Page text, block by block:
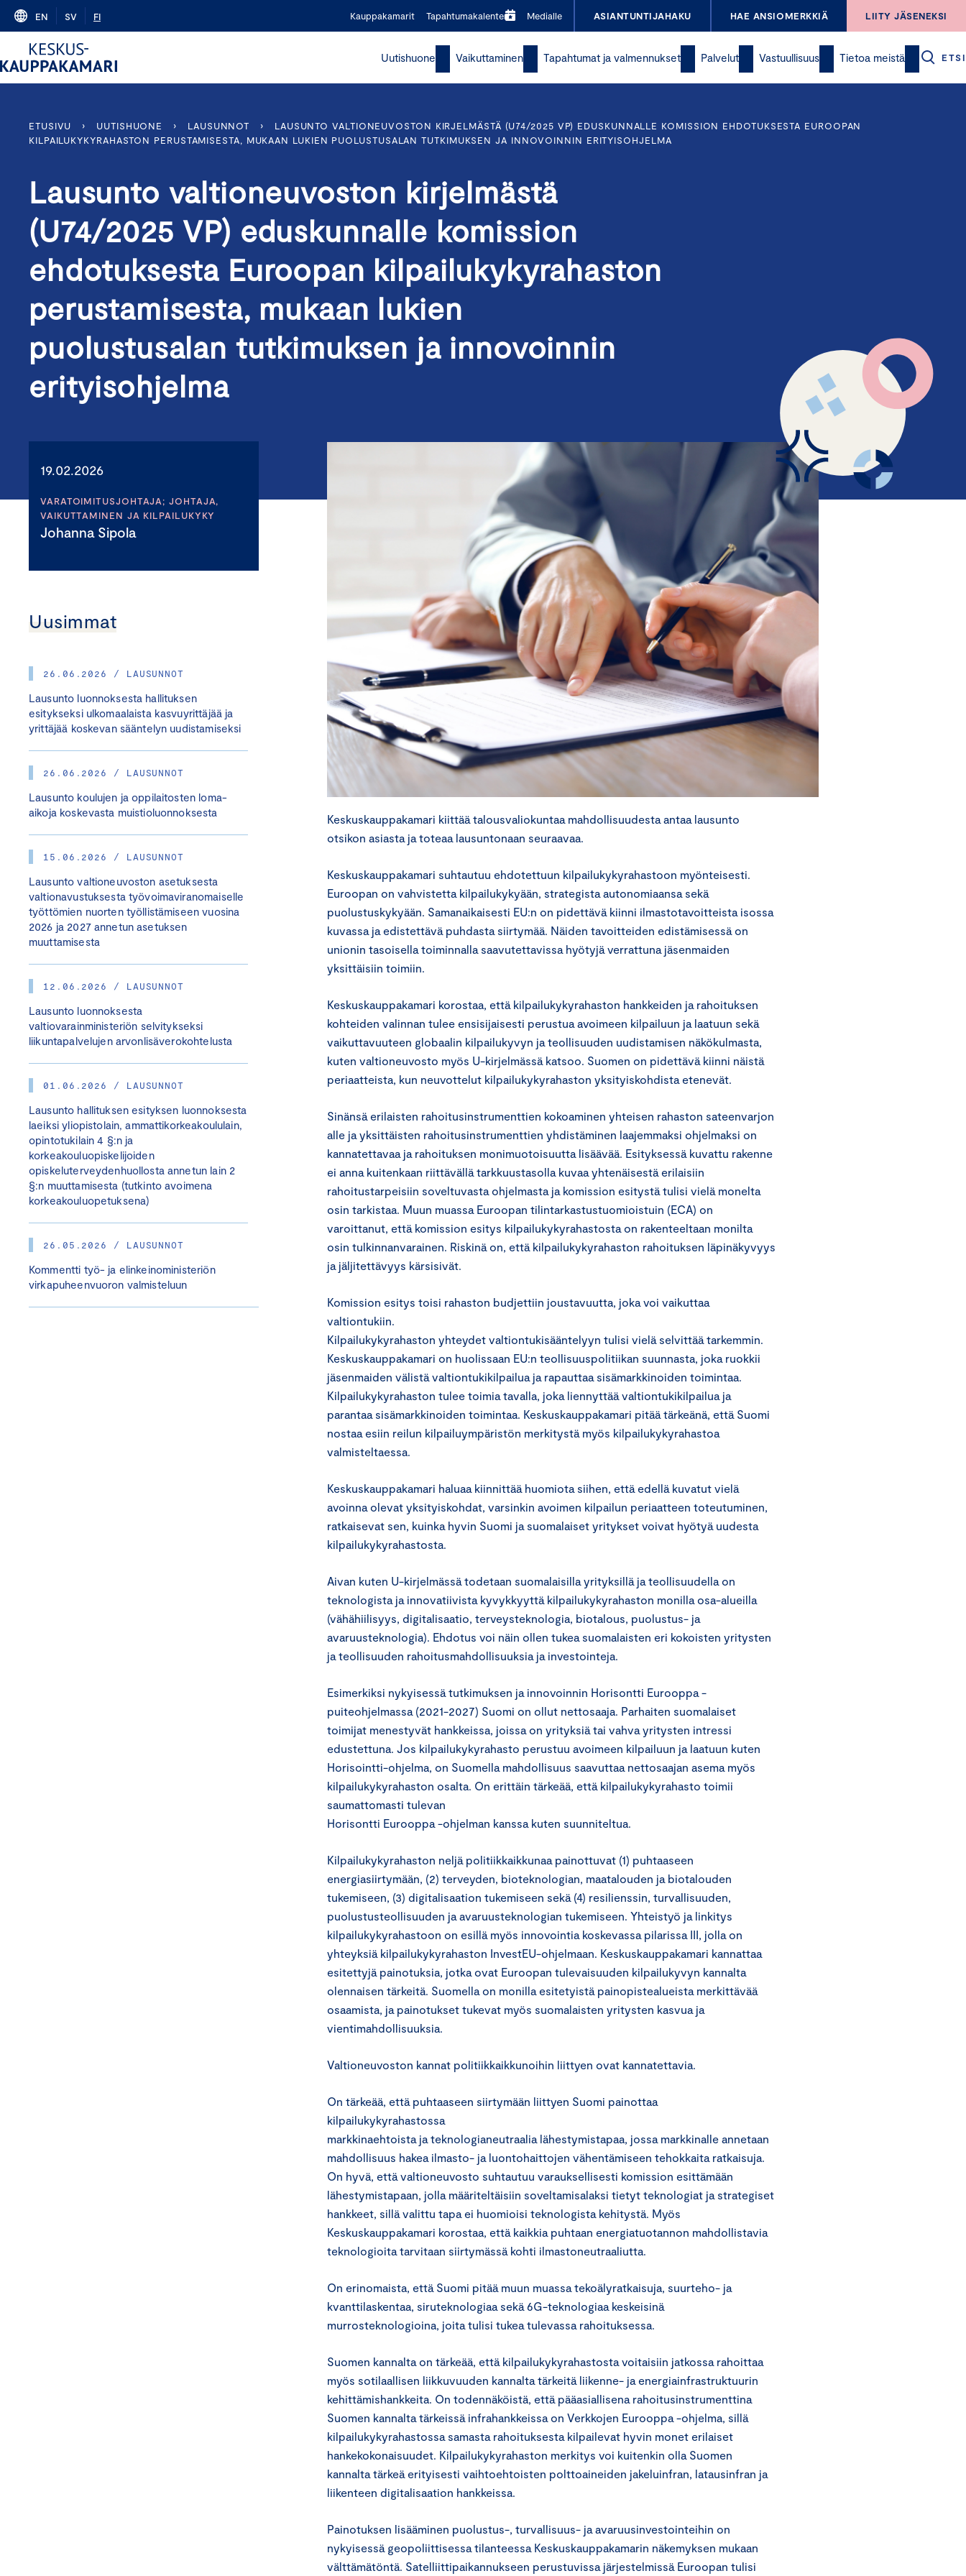
Skip
content
EN SV FI Kauppakamarit Tapahtumakalenteri Medialle ASIANTUNTIJAHAKU HAE ANSIOMERKKIÄ LIITY JÄSENEKSI
Uutishuone Vaikuttaminen Tapahtumat ja valmennukset Palvelut Vastuullisuus Tietoa meistä ETSI
ETUSIVU › UUTISHUONE › LAUSUNNOT ›
LAUSUNTO VALTIONEUVOSTON KIRJELMÄSTÄ (U74/2025 VP) EDUSKUNNALLE KOMISSION EHDOTUKSESTA EUROOPAN
KILPAILUKYKYRAHASTON PERUSTAMISESTA, MUKAAN LUKIEN PUOLUSTUSALAN TUTKIMUKSEN JA INNOVOINNIN ERITYISOHJELMA
Lausunto valtioneuvoston kirjelmästä
(U74/2025 VP) eduskunnalle komission
ehdotuksesta Euroopan kilpailukykyrahaston
perustamisesta, mukaan lukien
puolustusalan tutkimuksen ja innovoinnin
erityisohjelma
19.02.2026
VARATOIMITUSJOHTAJA; JOHTAJA,
VAIKUTTAMINEN JA KILPAILUKYKY
Johanna Sipola
Uusimmat
26.06.2026 / LAUSUNNOT
Lausunto luonnoksesta hallituksen
esitykseksi ulkomaalaista kasvuyrittäjää ja
yrittäjää koskevan sääntelyn uudistamiseksi
26.06.2026 / LAUSUNNOT
Lausunto koulujen ja oppilaitosten loma-
aikoja koskevasta muistioluonnoksesta
15.06.2026 / LAUSUNNOT
Lausunto valtioneuvoston asetuksesta
valtionavustuksesta työvoimaviranomaiselle
työttömien nuorten työllistämiseen vuosina
2026 ja 2027 annetun asetuksen
muuttamisesta
12.06.2026 / LAUSUNNOT
Lausunto luonnoksesta
valtiovarainministeriön selvitykseksi
liikuntapalvelujen arvonlisäverokohtelusta
01.06.2026 / LAUSUNNOT
Lausunto hallituksen esityksen luonnoksesta
laeiksi yliopistolain, ammattikorkeakoululain,
opintotukilain 4 §:n ja
korkeakouluopiskelijoiden
opiskeluterveydenhuollosta annetun lain 2
§:n muuttamisesta (tutkinto avoimena
korkeakouluopetuksena)
26.05.2026 / LAUSUNNOT
Kommentti työ- ja elinkeinoministeriön
virkapuheenvuoron valmisteluun
Keskuskauppakamari kiittää talousvaliokuntaa mahdollisuudesta antaa lausunto
otsikon asiasta ja toteaa lausuntonaan seuraavaa.
Keskuskauppakamari suhtautuu ehdotettuun kilpailukykyrahastoon myönteisesti.
Euroopan on vahvistetta kilpailukykyään, strategista autonomiaansa sekä
puolustuskykyään. Samanaikaisesti EU:n on pidettävä kiinni ilmastotavoitteista isossa
kuvassa ja edistettävä puhdasta siirtymää. Näiden tavoitteiden edistämisessä on
unionin tasoisella toiminnalla saavutettavissa hyötyjä verrattuna jäsenmaiden
yksittäisiin toimiin.
Keskuskauppakamari korostaa, että kilpailukykyrahaston hankkeiden ja rahoituksen
kohteiden valinnan tulee ensisijaisesti perustua avoimeen kilpailuun ja laatuun sekä
vaikuttavuuteen globaalin kilpailukyvyn ja teollisuuden uudistamisen näkökulmasta,
kuten valtioneuvosto myös U-kirjelmässä katsoo. Suomen on pidettävä kiinni näistä
periaatteista, kun neuvottelut kilpailukykyrahaston yksityiskohdista etenevät.
Sinänsä erilaisten rahoitusinstrumenttien kokoaminen yhteisen rahaston sateenvarjon
alle ja yksittäisten rahoitusinstrumenttien yhdistäminen laajemmaksi ohjelmaksi on
kannatettavaa ja rahoituksen monimuotoisuutta lisäävää. Esityksessä kuvattu rakenne
ei anna kuitenkaan riittävällä tarkkuustasolla kuvaa yhtenäisestä erilaisiin
rahoitustarpeisiin soveltuvasta ohjelmasta ja komission esitystä tulisi vielä monelta
osin tarkistaa. Muun muassa Euroopan tilintarkastustuomioistuin (ECA) on
varoittanut, että komission esitys kilpailukykyrahastosta on rakenteeltaan monilta
osin tulkinnanvarainen. Riskinä on, että kilpailukykyrahaston rahoituksen läpinäkyvyys
ja jäljitettävyys kärsisivät.
Komission esitys toisi rahaston budjettiin joustavuutta, joka voi vaikuttaa
valtiontukiin.
Kilpailukykyrahaston yhteydet valtiontukisääntelyyn tulisi vielä selvittää tarkemmin.
Keskuskauppakamari on huolissaan EU:n teollisuuspolitiikan suunnasta, joka ruokkii
jäsenmaiden välistä valtiontukikilpailua ja rapauttaa sisämarkkinoiden toimintaa.
Kilpailukykyrahaston tulee toimia tavalla, joka liennyttää valtiontukikilpailua ja
parantaa sisämarkkinoiden toimintaa. Keskuskauppakamari pitää tärkeänä, että Suomi
nostaa esiin reilun kilpailuympäristön merkitystä myös kilpailukykyrahastoa
valmisteltaessa.
Keskuskauppakamari haluaa kiinnittää huomiota siihen, että edellä kuvatut vielä
avoinna olevat yksityiskohdat, varsinkin avoimen kilpailun periaatteen toteutuminen,
ratkaisevat sen, kuinka hyvin Suomi ja suomalaiset yritykset voivat hyötyä uudesta
kilpailukykyrahastosta.
Aivan kuten U-kirjelmässä todetaan suomalaisilla yrityksillä ja teollisuudella on
teknologista ja innovatiivista kyvykkyyttä kilpailukykyrahaston monilla osa-alueilla
(vähähiilisyys, digitalisaatio, terveysteknologia, biotalous, puolustus- ja
avaruusteknologia). Ehdotus voi näin ollen tukea suomalaisten eri kokoisten yritysten
ja teollisuuden rahoitusmahdollisuuksia ja investointeja.
Esimerkiksi nykyisessä tutkimuksen ja innovoinnin Horisontti Eurooppa -
puiteohjelmassa (2021-2027) Suomi on ollut nettosaaja. Parhaiten suomalaiset
toimijat menestyvät hankkeissa, joissa on yrityksiä tai vahva yritysten intressi
edustettuna. Jos kilpailukykyrahasto perustuu avoimeen kilpailuun ja laatuun kuten
Horisointti-ohjelma, on Suomella mahdollisuus saavuttaa nettosaajan asema myös
kilpailukykyrahaston osalta. On erittäin tärkeää, että kilpailukykyrahasto toimii
saumattomasti tulevan
Horisontti Eurooppa -ohjelman kanssa kuten suunniteltua.
Kilpailukykyrahaston neljä politiikkaikkunaa painottuvat (1) puhtaaseen
energiasiirtymään, (2) terveyden, bioteknologian, maatalouden ja biotalouden
tukemiseen, (3) digitalisaation tukemiseen sekä (4) resilienssin, turvallisuuden,
puolustusteollisuuden ja avaruusteknologian tukemiseen. Yhteistyö ja linkitys
kilpailukykyrahastoon on esillä myös innovointia koskevassa pilarissa III, jolla on
yhteyksiä kilpailukykyrahaston InvestEU-ohjelmaan. Keskuskauppakamari kannattaa
esitettyjä painotuksia, jotka ovat Euroopan tulevaisuuden kilpailukyvyn kannalta
olennaisen tärkeitä. Suomella on monilla esitetyistä painopistealueista merkittävää
osaamista, ja painotukset tukevat myös suomalaisten yritysten kasvua ja
vientimahdollisuuksia.
Valtioneuvoston kannat politiikkaikkunoihin liittyen ovat kannatettavia.
On tärkeää, että puhtaaseen siirtymään liittyen Suomi painottaa
kilpailukykyrahastossa
markkinaehtoista ja teknologianeutraalia lähestymistapaa, jossa markkinalle annetaan
mahdollisuus hakea ilmasto- ja luontohaittojen vähentämiseen tehokkaita ratkaisuja.
On hyvä, että valtioneuvosto suhtautuu varauksellisesti komission esittämään
lähestymistapaan, jolla määriteltäisiin soveltamisalaksi tietyt teknologiat ja strategiset
hankkeet, sillä valittu tapa ei huomioisi teknologista kehitystä. Myös
Keskuskauppakamari korostaa, että kaikkia puhtaan energiatuotannon mahdollistavia
teknologioita tarvitaan siirtymässä kohti ilmastoneutraaliutta.
On erinomaista, että Suomi pitää muun muassa tekoälyratkaisuja, suurteho- ja
kvanttilaskentaa, siruteknologiaa sekä 6G-teknologiaa keskeisinä
murrosteknologioina, joita tulisi tukea tulevassa rahoituksessa.
Suomen kannalta on tärkeää, että kilpailukykyrahastosta voitaisiin jatkossa rahoittaa
myös sotilaallisen liikkuvuuden kannalta tärkeitä liikenne- ja energiainfrastruktuurin
kehittämishankkeita. On todennäköistä, että pääasiallisena rahoitusinstrumenttina
Suomen kannalta tärkeissä infrahankkeissa on Verkkojen Eurooppa -ohjelma, sillä
kilpailukykyrahastossa samasta rahoituksesta kilpailevat hyvin monet erilaiset
hankekokonaisuudet. Kilpailukykyrahaston merkitys voi kuitenkin olla Suomen
kannalta tärkeä erityisesti vaihtoehtoisten polttoaineiden jakeluinfran, latausinfran ja
liikenteen digitalisaation hankkeissa.
Painotuksen lisääminen puolustus-, turvallisuus- ja avaruusinvestointeihin on
nykyisessä geopoliittisessa tilanteessa Keskuskauppakamarin näkemyksen mukaan
välttämätöntä. Satelliittipaikannukseen perustuvissa järjestelmissä Euroopan tulisi